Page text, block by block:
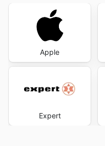
Apple
Expert